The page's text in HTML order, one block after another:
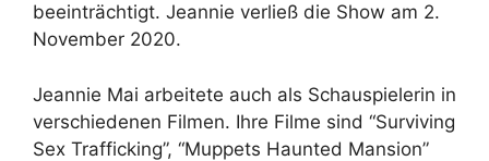
beeinträchtigt. Jeannie verließ die Show am 2.
November 2020.
Jeannie Mai arbeitete auch als Schauspielerin in
verschiedenen Filmen. Ihre Filme sind “Surviving
Sex Trafficking”, “Muppets Haunted Mansion”